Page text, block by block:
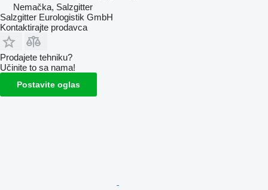
Nemačka, Salzgitter
Salzgitter Eurologistik GmbH
Kontaktirajte prodavca
Prodajete tehniku?
Učinite to sa nama!
Postavite oglas